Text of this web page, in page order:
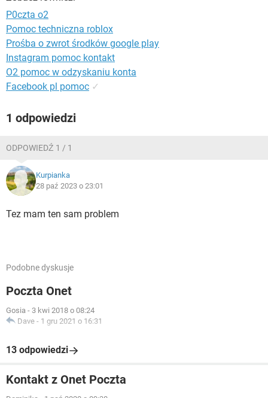
P0czta o2
Pomoc techniczna roblox
Prośba o zwrot środków google play
Instagram pomoc kontakt
O2 pomoc w odzyskaniu konta
Facebook pl pomoc ✓
1 odpowiedzi
ODPOWIEDŹ 1 / 1
Kurpianka
28 paź 2023 o 23:01
Tez mam ten sam problem
Podobne dyskusje
Poczta Onet
Gosia - 3 kwi 2018 o 08:24
Dave - 1 gru 2021 o 16:31
13 odpowiedzi
Kontakt z Onet Poczta